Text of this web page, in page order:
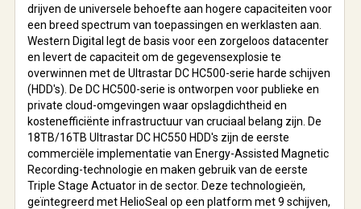
drijven de universele behoefte aan hogere capaciteiten voor
een breed spectrum van toepassingen en werklasten aan.
Western Digital legt de basis voor een zorgeloos datacenter
en levert de capaciteit om de gegevensexplosie te
overwinnen met de Ultrastar DC HC500-serie harde schijven
(HDD's). De DC HC500-serie is ontworpen voor publieke en
private cloud-omgevingen waar opslagdichtheid en
kostenefficiënte infrastructuur van cruciaal belang zijn. De
18TB/16TB Ultrastar DC HC550 HDD's zijn de eerste
commerciële implementatie van Energy-Assisted Magnetic
Recording-technologie en maken gebruik van de eerste
Triple Stage Actuator in de sector. Deze technologieën,
geïntegreerd met HelioSeal op een platform met 9 schijven,